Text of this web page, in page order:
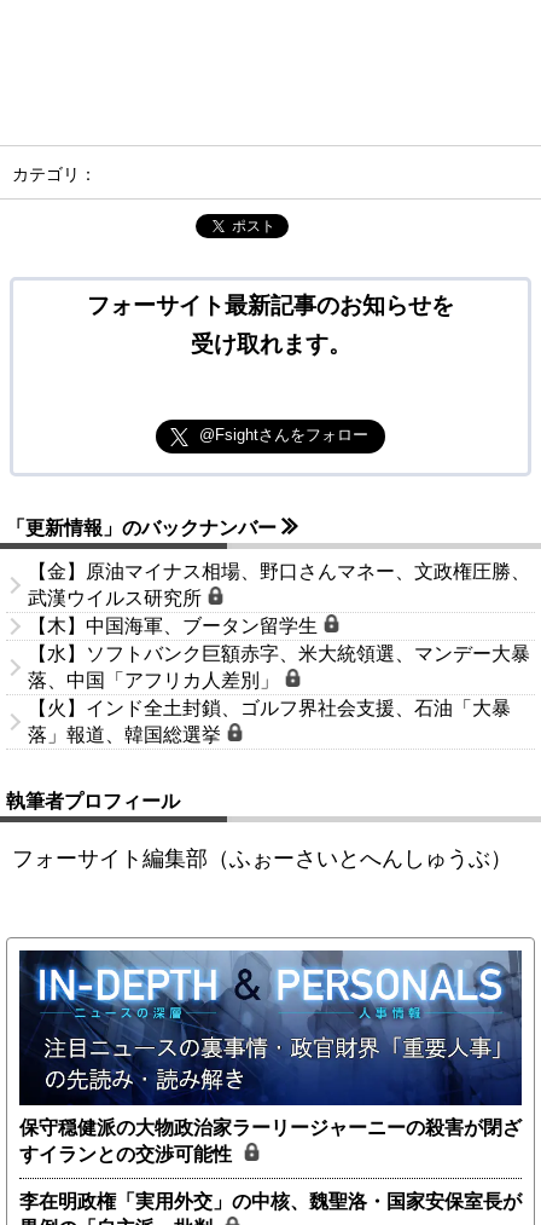
カテゴリ：
ポスト
フォーサイト最新記事のお知らせを
受け取れます。
@Fsightさんをフォロー
「更新情報」のバックナンバー
【金】原油マイナス相場、野口さんマネー、文政権圧勝、
武漢ウイルス研究所
【木】中国海軍、ブータン留学生
【水】ソフトバンク巨額赤字、米大統領選、マンデー大暴
落、中国「アフリカ人差別」
【火】インド全土封鎖、ゴルフ界社会支援、石油「大暴
落」報道、韓国総選挙
執筆者プロフィール
フォーサイト編集部（ふぉーさいとへんしゅうぶ）
保守穏健派の大物政治家ラーリージャーニーの殺害が閉ざ
すイランとの交渉可能性
李在明政権「実用外交」の中核、魏聖洛・国家安保室長が